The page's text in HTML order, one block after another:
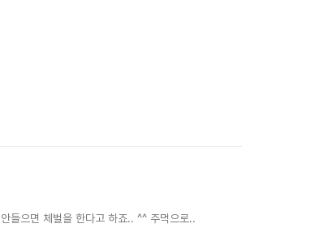
으면 체벌을 한다고 하죠.. ^^ 주먹으로..